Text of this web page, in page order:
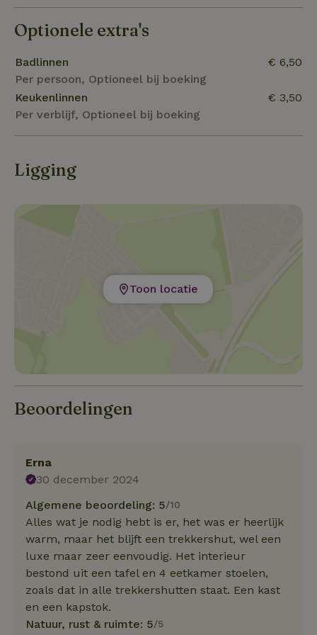
Optionele extra's
Badlinnen
Per persoon, Optioneel bij boeking
€ 6,50
Keukenlinnen
Per verblijf, Optioneel bij boeking
€ 3,50
Ligging
Toon locatie
Beoordelingen
Erna
30 december 2024
Algemene beoordeling: 5/10
Alles wat je nodig hebt is er, het was er heerlijk
warm, maar het blijft een trekkershut, wel een
luxe maar zeer eenvoudig. Het interieur
bestond uit een tafel en 4 eetkamer stoelen,
zoals dat in alle trekkershutten staat. Een kast
en een kapstok.
Natuur, rust & ruimte: 5/5